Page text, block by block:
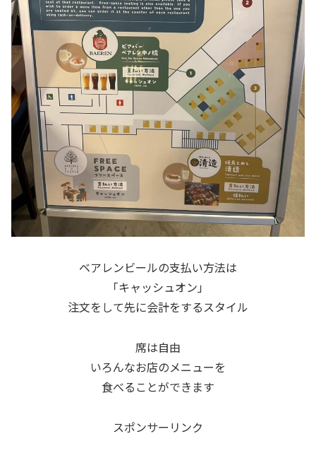
ベアレンビールの支払い方法は
「キャッシュオン」
注文をして先に会計をするスタイル
席は自由
いろんなお店のメニューを
食べることができます
スポンサーリンク